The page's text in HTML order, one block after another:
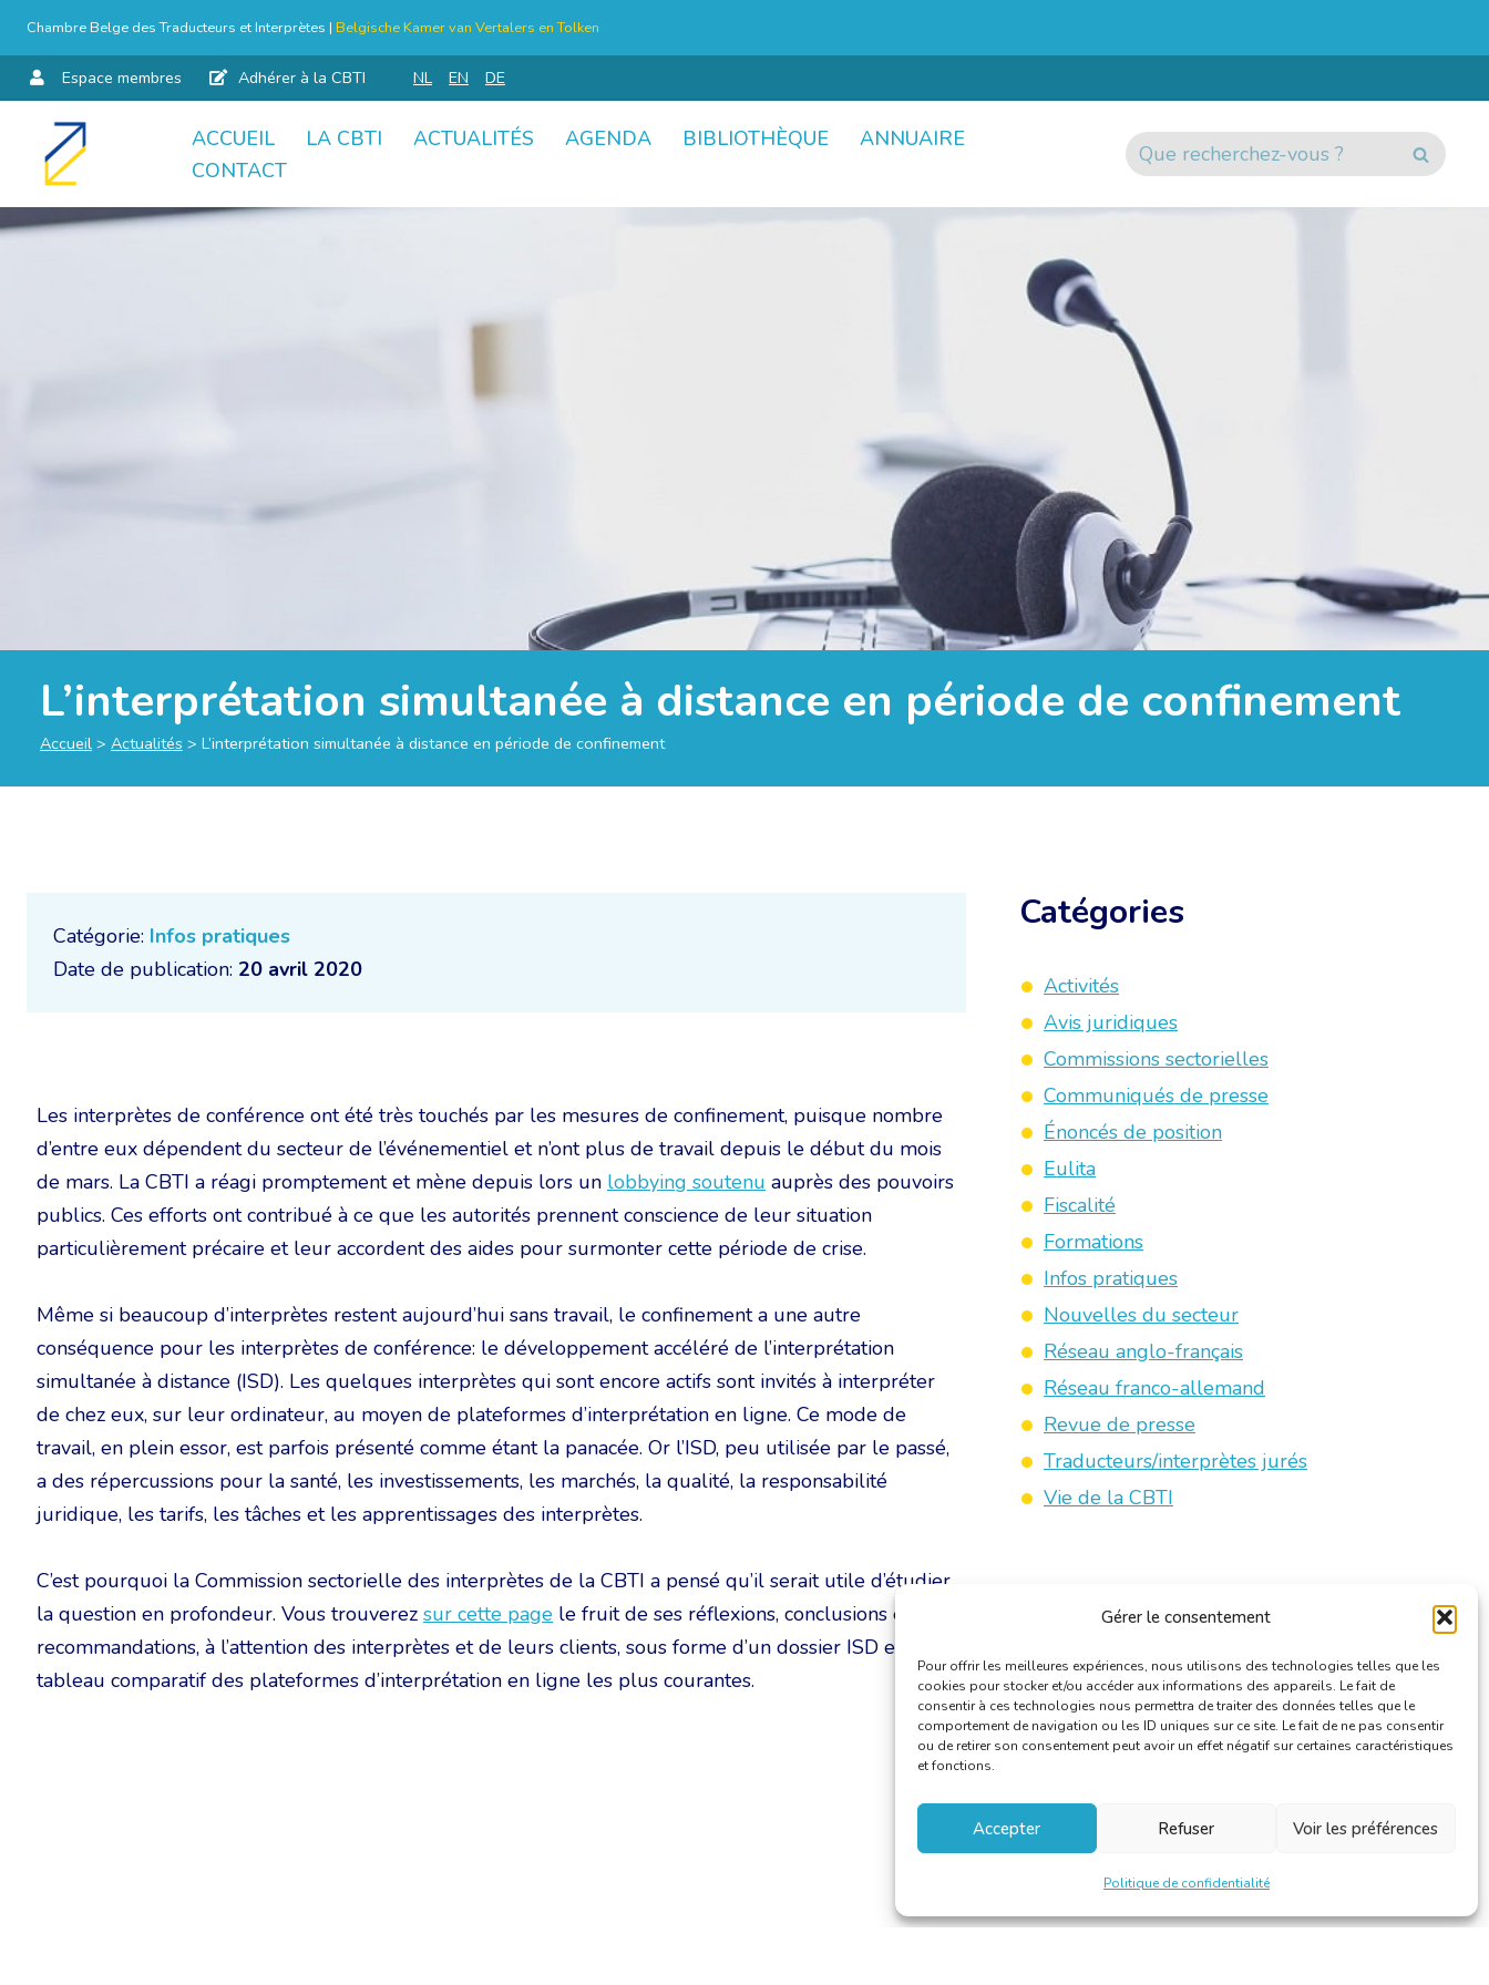
Gérer le consentement
Pour offrir les meilleures expériences, nous utilisons des technologies telles que les
cookies pour stocker et/ou accéder aux informations des appareils. Le fait de
consentir à ces technologies nous permettra de traiter des données telles que le
comportement de navigation ou les ID uniques sur ce site. Le fait de ne pas consentir
ou de retirer son consentement peut avoir un effet négatif sur certaines caractéristiques
et fonctions.
Accepter Refuser Voir les préférences
Politique de confidentialité
Chambre Belge des Traducteurs et Interprètes | Belgische Kamer van Vertalers en Tolken
Espace membres Adhérer à la CBTI NL EN DE
Aller
contenu
ACCUEIL LA CBTI ACTUALITÉS AGENDA BIBLIOTHÈQUE
ANNUAIRE
CONTACT
L’interprétation simultanée à distance en période de confinement
Accueil > Actualités > L’interprétation simultanée à distance en période de confinement
Catégorie: Infos pratiques
Date de publication: 20 avril 2020
Les interprètes de conférence ont été très touchés par les mesures de confinement, puisque nombre
d’entre eux dépendent du secteur de l’événementiel et n’ont plus de travail depuis le début du mois
de mars. La CBTI a réagi promptement et mène depuis lors un lobbying soutenu auprès des pouvoirs
publics. Ces efforts ont contribué à ce que les autorités prennent conscience de leur situation
particulièrement précaire et leur accordent des aides pour surmonter cette période de crise.
Même si beaucoup d’interprètes restent aujourd’hui sans travail, le confinement a une autre
conséquence pour les interprètes de conférence: le développement accéléré de l’interprétation
simultanée à distance (ISD). Les quelques interprètes qui sont encore actifs sont invités à interpréter
de chez eux, sur leur ordinateur, au moyen de plateformes d’interprétation en ligne. Ce mode de
travail, en plein essor, est parfois présenté comme étant la panacée. Or l’ISD, peu utilisée par le passé,
a des répercussions pour la santé, les investissements, les marchés, la qualité, la responsabilité
juridique, les tarifs, les tâches et les apprentissages des interprètes.
C’est pourquoi la Commission sectorielle des interprètes de la CBTI a pensé qu’il serait utile d’étudier
la question en profondeur. Vous trouverez sur cette page le fruit de ses réflexions, conclusions et
recommandations, à l’attention des interprètes et de leurs clients, sous forme d’un dossier ISD et d’un
tableau comparatif des plateformes d’interprétation en ligne les plus courantes.
Catégories
Activités
Avis juridiques
Commissions sectorielles
Communiqués de presse
Énoncés de position
Eulita
Fiscalité
Formations
Infos pratiques
Nouvelles du secteur
Réseau anglo-français
Réseau franco-allemand
Revue de presse
Traducteurs/interprètes jurés
Vie de la CBTI